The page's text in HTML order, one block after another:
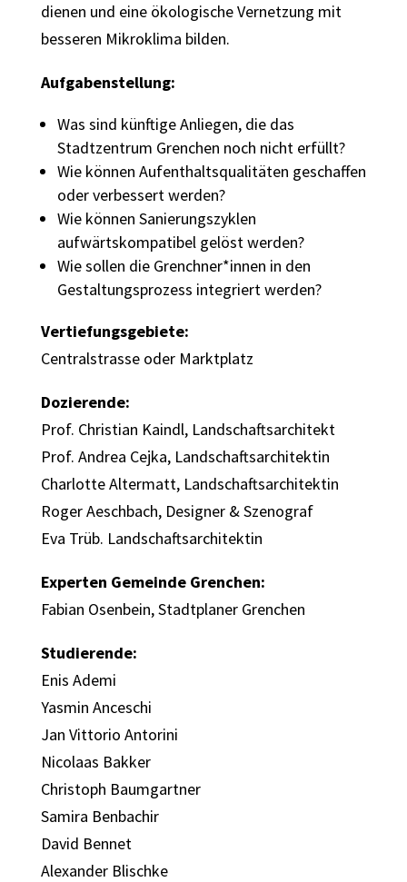
dienen und eine ökologische Vernetzung mit
besseren Mikroklima bilden.
Aufgabenstellung:
Was sind künftige Anliegen, die das
Stadtzentrum Grenchen noch nicht erfüllt?
Wie können Aufenthaltsqualitäten geschaffen
oder verbessert werden?
Wie können Sanierungszyklen
aufwärtskompatibel gelöst werden?
Wie sollen die Grenchner*innen in den
Gestaltungsprozess integriert werden?
Vertiefungsgebiete:
Centralstrasse oder Marktplatz
Dozierende:
Prof. Christian Kaindl, Landschaftsarchitekt
Prof. Andrea Cejka, Landschaftsarchitektin
Charlotte Altermatt, Landschaftsarchitektin
Roger Aeschbach, Designer & Szenograf
Eva Trüb. Landschaftsarchitektin
Experten Gemeinde Grenchen:
Fabian Osenbein, Stadtplaner Grenchen
Studierende:
Enis Ademi
Yasmin Anceschi
Jan Vittorio Antorini
Nicolaas Bakker
Christoph Baumgartner
Samira Benbachir
David Bennet
Alexander Blischke